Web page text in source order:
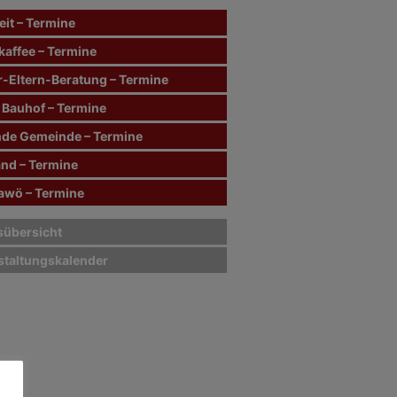
– Termine
– Termine
Eltern-Beratung – Termine
– Termine
Gemeinde – Termine
– Termine
– Termine